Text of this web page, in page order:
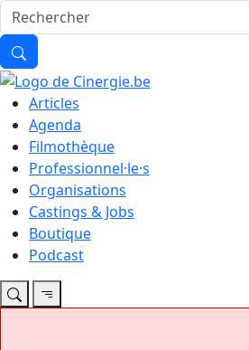
Articles
Agenda
Filmothèque
Professionnel·le·s
Organisations
Castings & Jobs
Boutique
Podcast